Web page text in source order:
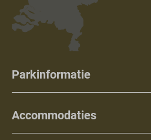
Parkinformatie
Accommodaties